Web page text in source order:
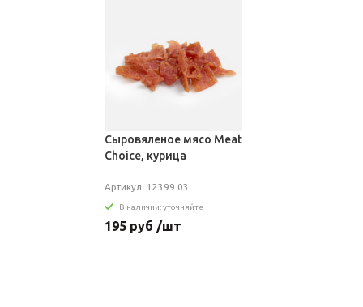
Сыровяленое мясо Meat
Choice, курица
Артикул: 12399.03
В наличии: уточняйте
195 руб /шт